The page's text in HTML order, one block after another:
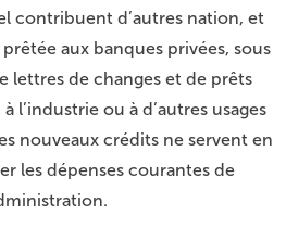
contribuent d’autres nation, et
aux banques privées, sous
lettres de changes et de prêts
l’industrie ou à d’autres usages
nouveaux crédits ne servent en
les dépenses courantes de